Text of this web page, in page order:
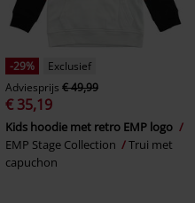
-29%
Exclusief
Adviesprijs € 49,99
€ 35,19
Kids hoodie met retro EMP logo
EMP Stage Collection
Trui met
capuchon